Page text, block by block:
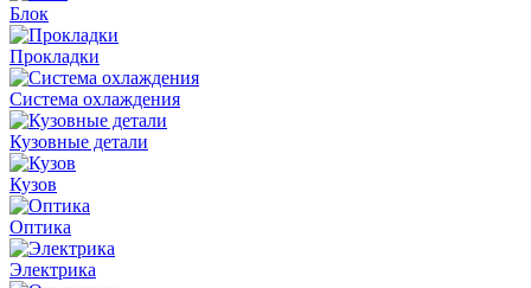
Блок
Прокладки
Система охлаждения
Кузовные детали
Кузов
Оптика
Электрика